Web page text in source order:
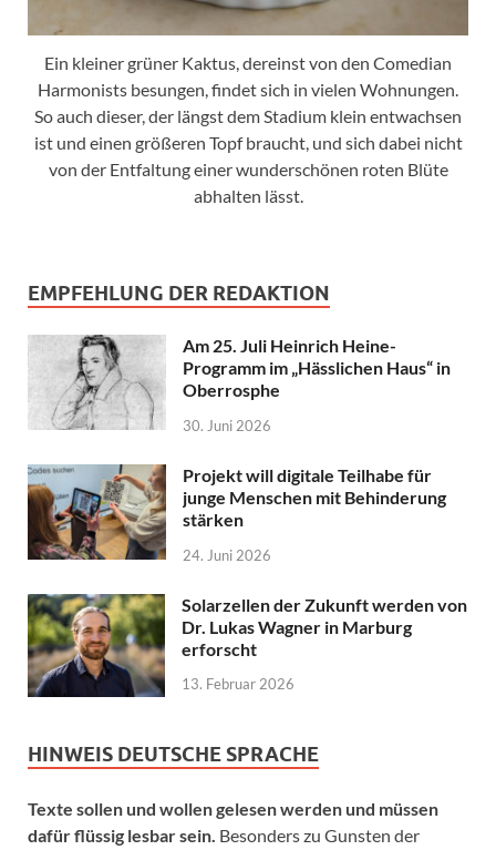
Ein kleiner grüner Kaktus, dereinst von den Comedian
Harmonists besungen, findet sich in vielen Wohnungen.
So auch dieser, der längst dem Stadium klein entwachsen
ist und einen größeren Topf braucht, und sich dabei nicht
von der Entfaltung einer wunderschönen roten Blüte
abhalten lässt.
EMPFEHLUNG DER REDAKTION
Am 25. Juli Heinrich Heine-
Programm im „Hässlichen Haus“ in
Oberrosphe
30. Juni 2026
Projekt will digitale Teilhabe für
junge Menschen mit Behinderung
stärken
24. Juni 2026
Solarzellen der Zukunft werden von
Dr. Lukas Wagner in Marburg
erforscht
13. Februar 2026
HINWEIS DEUTSCHE SPRACHE
Texte sollen und wollen gelesen werden und müssen
dafür flüssig lesbar sein. Besonders zu Gunsten der